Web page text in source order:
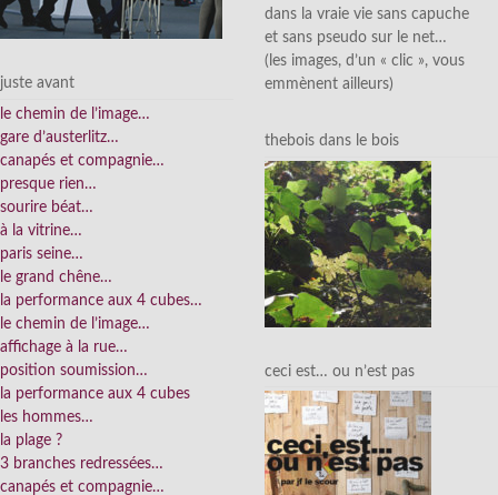
juste avant
le chemin de l’image…
gare d’austerlitz…
canapés et compagnie…
presque rien…
sourire béat…
à la vitrine…
paris seine…
le grand chêne…
la performance aux 4 cubes…
le chemin de l’image…
affichage à la rue…
position soumission…
la performance aux 4 cubes
les hommes…
la plage ?
3 branches redressées…
canapés et compagnie…
dans la vraie vie sans capuche
et sans pseudo sur le net…
(les images, d’un « clic », vous
emmènent ailleurs)
thebois dans le bois
ceci est… ou n’est pas